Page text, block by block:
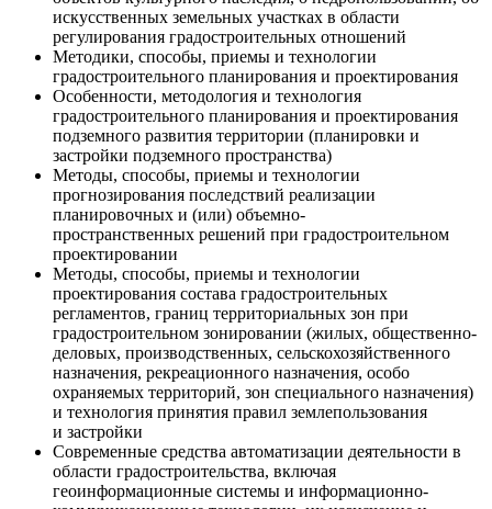
искусственных земельных участках в области
регулирования градостроительных отношений
Методики, способы, приемы и технологии
градостроительного планирования и проектирования
Особенности, методология и технология
градостроительного планирования и проектирования
подземного развития территории (планировки и
застройки подземного пространства)
Методы, способы, приемы и технологии
прогнозирования последствий реализации
планировочных и (или) объемно-
пространственных решений при градостроительном
проектировании
Методы, способы, приемы и технологии
проектирования состава градостроительных
регламентов, границ территориальных зон при
градостроительном зонировании (жилых, общественно-
деловых, производственных, сельскохозяйственного
назначения, рекреационного назначения, особо
охраняемых территорий, зон специального назначения)
и технология принятия правил землепользования
и застройки
Современные средства автоматизации деятельности в
области градостроительства, включая
геоинформационные системы и информационно-